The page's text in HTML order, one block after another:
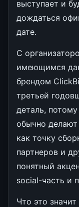
выступает и
дождаться
дате.
С
имеющимся
брендом
третьей
деталь,
обычно делают
как точку
партнеров и
понятный
social-часть и
Что это